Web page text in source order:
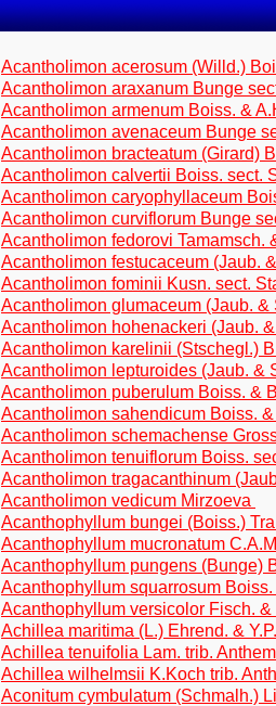
Acantholimon acerosum (Willd.)
Acantholimon araxanum Bunge
Acantholimon armenum Boiss. &
Acantholimon avenaceum Bunge
Acantholimon bracteatum (Girard)
Acantholimon calvertii Boiss. sect.
Acantholimon caryophyllaceum
Acantholimon curviflorum Bunge
Acantholimon fedorovi Tamamsch.
Acantholimon festucaceum (Jaub.
Acantholimon fominii Kusn. sect.
Acantholimon glumaceum (Jaub.
Acantholimon hohenackeri (Jaub.
Acantholimon karelinii (Stschegl.)
Acantholimon lepturoides (Jaub. &
Acantholimon puberulum Boiss. &
Acantholimon sahendicum Boiss.
Acantholimon schemachense
Acantholimon tenuiflorum Boiss.
Acantholimon tragacanthinum
Acantholimon vedicum Mirzoeva
Acanthophyllum bungei (Boiss.)
Acanthophyllum mucronatum
Acanthophyllum pungens (Bunge)
Acanthophyllum squarrosum Boiss.
Acanthophyllum versicolor Fisch.
Achillea maritima (L.) Ehrend. &
Achillea tenuifolia Lam. trib.
Achillea wilhelmsii K.Koch trib.
Aconitum cymbulatum (Schmalh.)